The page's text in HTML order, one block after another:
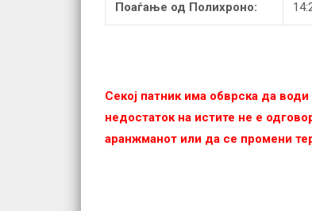
Поаѓање од Полихроно:
Секој патник има обврска да
недостаток на истите не е
аранжманот или да се промени